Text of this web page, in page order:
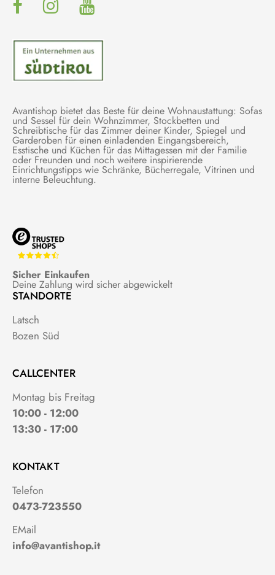
Avantishop bietet das Beste für deine Wohnaustattung: Sofas
und Sessel für dein Wohnzimmer, Stockbetten und
Schreibtische für das Zimmer deiner Kinder, Spiegel und
Garderoben für einen einladenden Eingangsbereich,
Esstische und Küchen für das Mittagessen mit der Familie
oder Freunden und noch weitere inspirierende
Einrichtungstipps wie Schränke, Bücherregale, Vitrinen und
interne Beleuchtung.
Sicher Einkaufen
Deine Zahlung wird sicher abgewickelt
STANDORTE
Latsch
Bozen Süd
CALLCENTER
Montag bis Freitag
10:00 - 12:00
13:30 - 17:00
KONTAKT
Telefon
0473-723550
EMail
info@avantishop.it